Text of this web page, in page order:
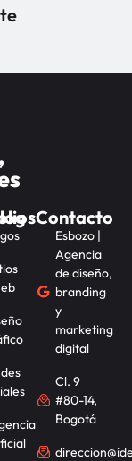
Contacto
Esbozo |
Agencia
de diseño,
branding
y
marketing
digital
Cl. 9
#80-14,
Bogotá